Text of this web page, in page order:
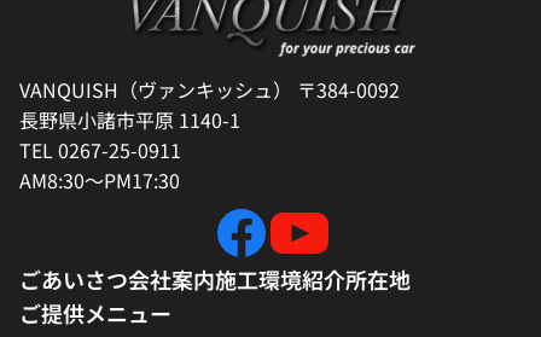
VANQUISH（ヴァンキッシュ） 〒384-0092
長野県小諸市平原 1140-1
TEL 0267-25-0911
AM8:30～PM17:30
ごあいさつ会社案内施工環境紹介所在地
ご提供メニュー